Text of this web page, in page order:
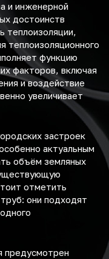
и инженерной
достоинств
теплоизоляции,
теплоизоляционного
функцию
факторов, включая
и воздействие
увеличивает
застроек
актуальным
объём земляных
отметить
они подходят
предусмотрен